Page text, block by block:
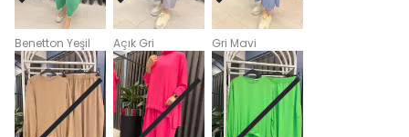
Benetton Yeşil Açık Gri Gri Mavi